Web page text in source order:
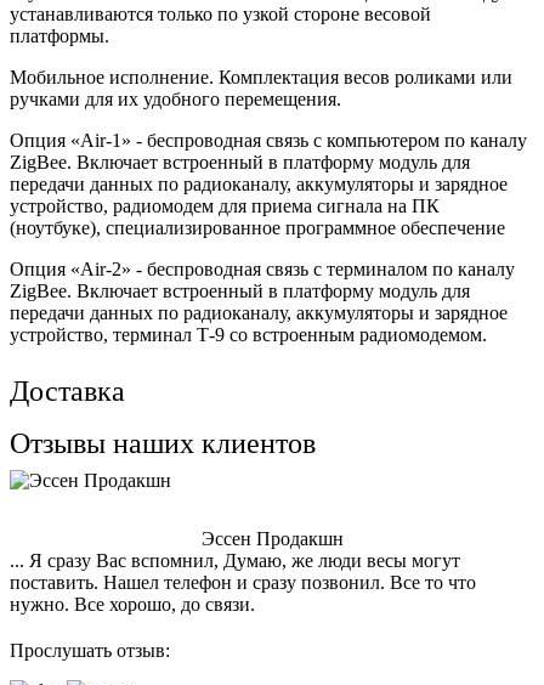
устанавливаются только по узкой стороне весовой
платформы.
Мобильное исполнение. Комплектация весов роликами или
ручками для их удобного перемещения.
Опция «Air-1» - беспроводная связь с компьютером по каналу
ZigBee. Включает встроенный в платформу модуль для
передачи данных по радиоканалу, аккумуляторы и зарядное
устройство, радиомодем для приема сигнала на ПК
(ноутбуке), специализированное программное обеспечение
Опция «Air-2» - беспроводная связь с терминалом по каналу
ZigBee. Включает встроенный в платформу модуль для
передачи данных по радиоканалу, аккумуляторы и зарядное
устройство, терминал Т-9 со встроенным радиомодемом.
Доставка
Отзывы наших клиентов
Эссен Продакшн
... Я сразу Вас вспомнил, Думаю, же люди весы могут
поставить. Нашел телефон и сразу позвонил. Все то что
нужно. Все хорошо, до связи.
Прослушать отзыв: